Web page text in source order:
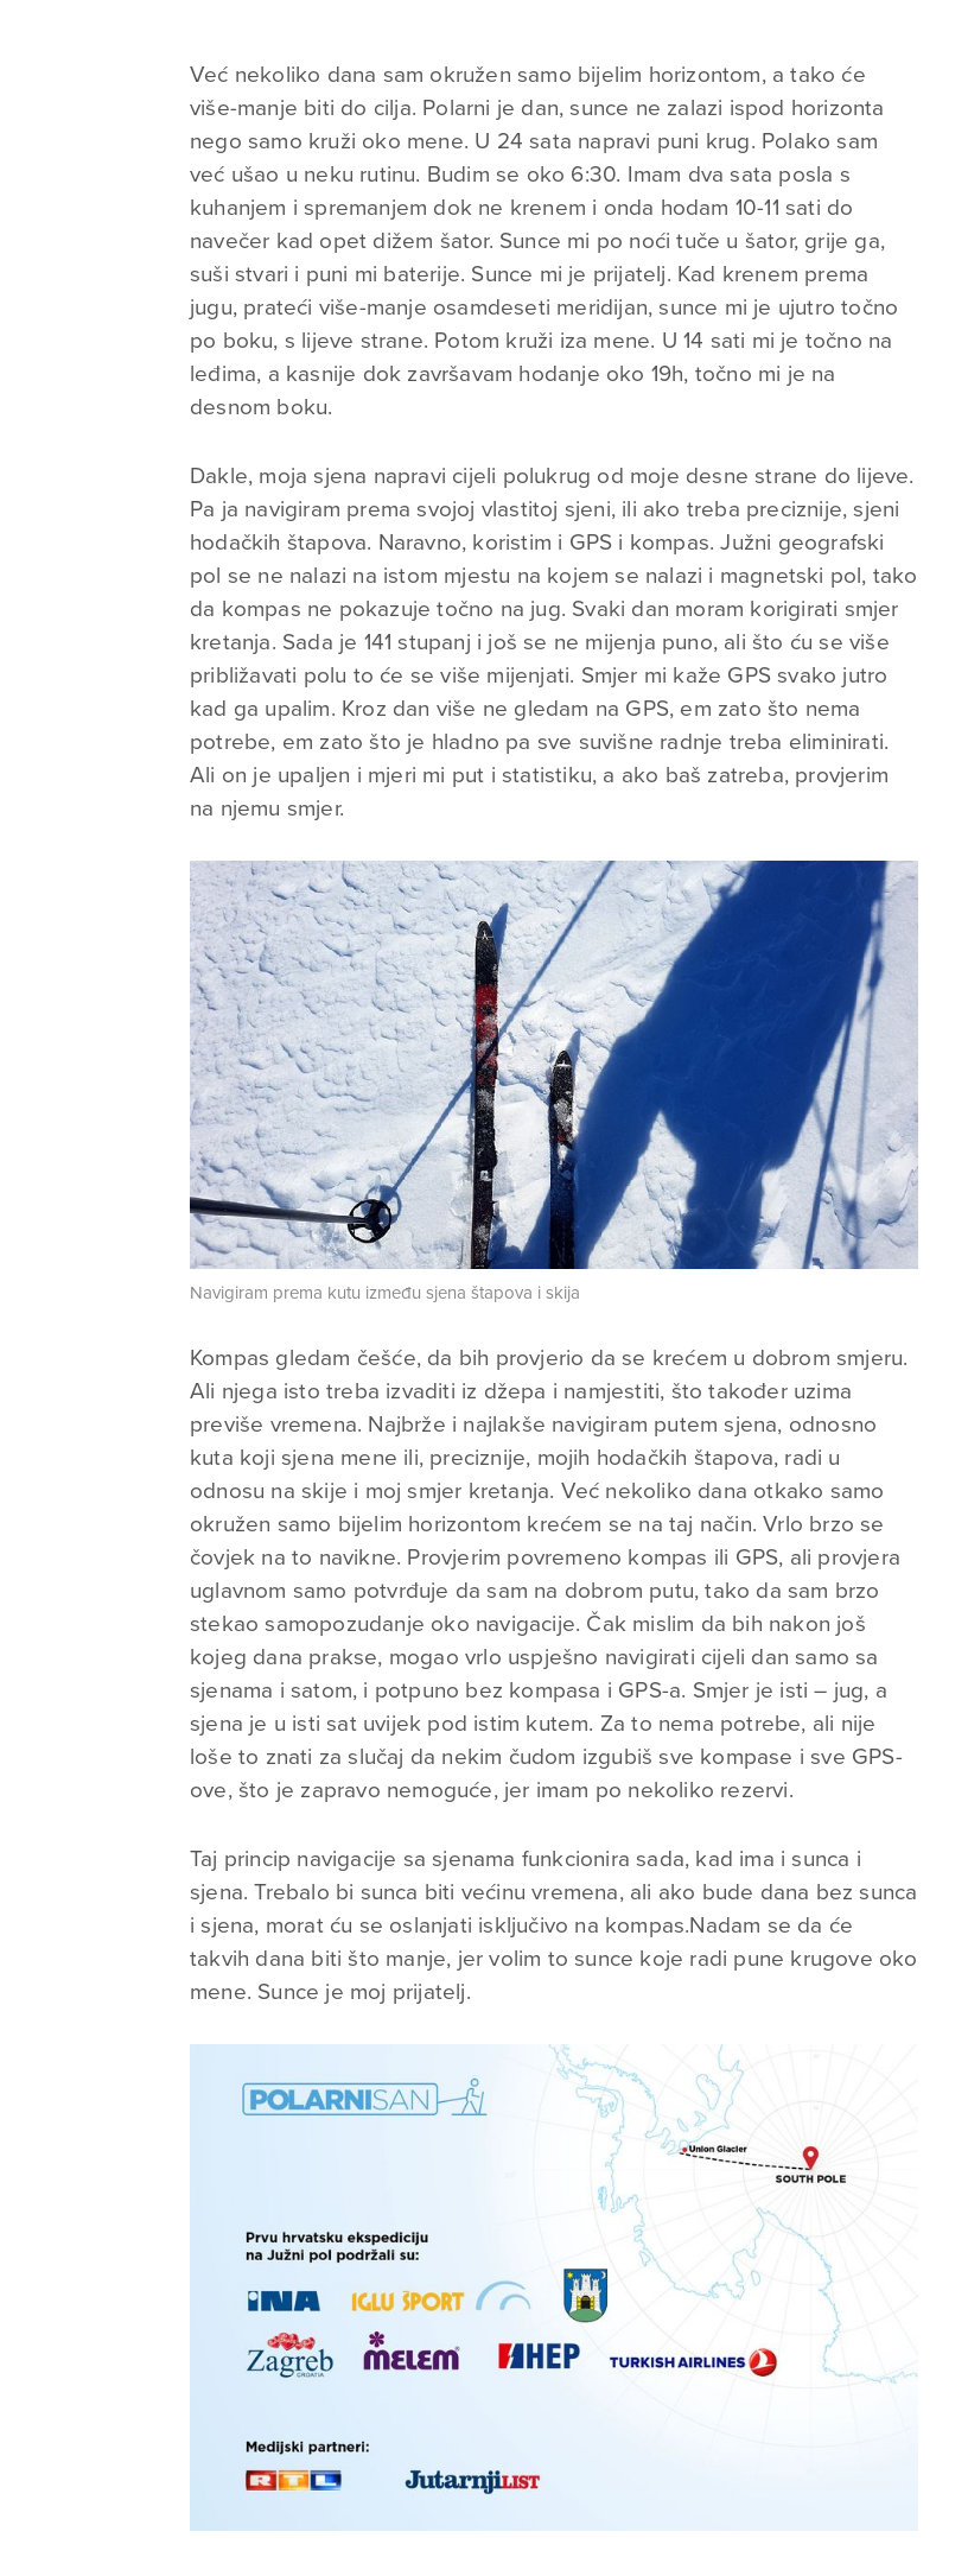
Već nekoliko dana sam okružen samo bijelim horizontom, a tako će
više-manje biti do cilja. Polarni je dan, sunce ne zalazi ispod horizonta
nego samo kruži oko mene. U 24 sata napravi puni krug. Polako sam
već ušao u neku rutinu. Budim se oko 6:30. Imam dva sata posla s
kuhanjem i spremanjem dok ne krenem i onda hodam 10-11 sati do
navečer kad opet dižem šator. Sunce mi po noći tuče u šator, grije ga,
suši stvari i puni mi baterije. Sunce mi je prijatelj. Kad krenem prema
jugu, prateći više-manje osamdeseti meridijan, sunce mi je ujutro točno
po boku, s lijeve strane. Potom kruži iza mene. U 14 sati mi je točno na
leđima, a kasnije dok završavam hodanje oko 19h, točno mi je na
desnom boku.
Dakle, moja sjena napravi cijeli polukrug od moje desne strane do lijeve.
Pa ja navigiram prema svojoj vlastitoj sjeni, ili ako treba preciznije, sjeni
hodačkih štapova. Naravno, koristim i GPS i kompas. Južni geografski
pol se ne nalazi na istom mjestu na kojem se nalazi i magnetski pol, tako
da kompas ne pokazuje točno na jug. Svaki dan moram korigirati smjer
kretanja. Sada je 141 stupanj i još se ne mijenja puno, ali što ću se više
približavati polu to će se više mijenjati. Smjer mi kaže GPS svako jutro
kad ga upalim. Kroz dan više ne gledam na GPS, em zato što nema
potrebe, em zato što je hladno pa sve suvišne radnje treba eliminirati.
Ali on je upaljen i mjeri mi put i statistiku, a ako baš zatreba, provjerim
na njemu smjer.
Navigiram prema kutu između sjena štapova i skija
Kompas gledam češće, da bih provjerio da se krećem u dobrom smjeru.
Ali njega isto treba izvaditi iz džepa i namjestiti, što također uzima
previše vremena. Najbrže i najlakše navigiram putem sjena, odnosno
kuta koji sjena mene ili, preciznije, mojih hodačkih štapova, radi u
odnosu na skije i moj smjer kretanja. Već nekoliko dana otkako samo
okružen samo bijelim horizontom krećem se na taj način. Vrlo brzo se
čovjek na to navikne. Provjerim povremeno kompas ili GPS, ali provjera
uglavnom samo potvrđuje da sam na dobrom putu, tako da sam brzo
stekao samopozudanje oko navigacije. Čak mislim da bih nakon još
kojeg dana prakse, mogao vrlo uspješno navigirati cijeli dan samo sa
sjenama i satom, i potpuno bez kompasa i GPS-a. Smjer je isti – jug, a
sjena je u isti sat uvijek pod istim kutem. Za to nema potrebe, ali nije
loše to znati za slučaj da nekim čudom izgubiš sve kompase i sve GPS-
ove, što je zapravo nemoguće, jer imam po nekoliko rezervi.
Taj princip navigacije sa sjenama funkcionira sada, kad ima i sunca i
sjena. Trebalo bi sunca biti većinu vremena, ali ako bude dana bez sunca
i sjena, morat ću se oslanjati isključivo na kompas.Nadam se da će
takvih dana biti što manje, jer volim to sunce koje radi pune krugove oko
mene. Sunce je moj prijatelj.